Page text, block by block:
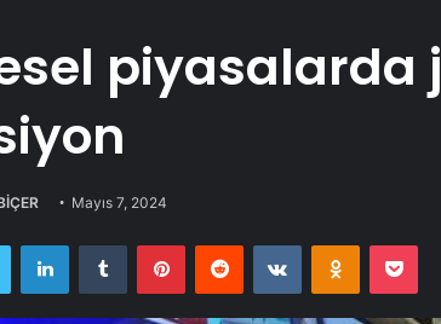
piyasalarda
Mayıs 7, 2024
Twitter LinkedInTumblr PinterestReddit VKontakte